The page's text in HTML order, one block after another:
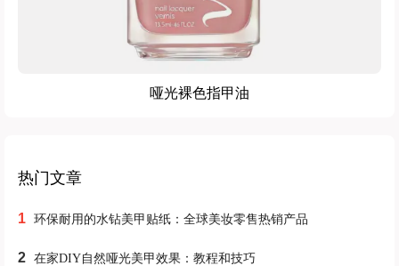
哑光裸色指甲油
热门文章
1 环保耐用的水钻美甲贴纸：全球美妆零售热销产品
2 在家DIY自然哑光美甲效果：教程和技巧